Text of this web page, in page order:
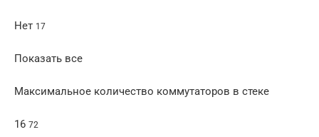
Нет 17
Показать все
Максимальное количество коммутаторов в стеке
16 72